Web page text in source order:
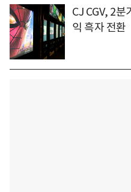
CJ CGV, 2
익 흑자 전환